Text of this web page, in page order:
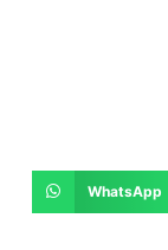
WhatsApp